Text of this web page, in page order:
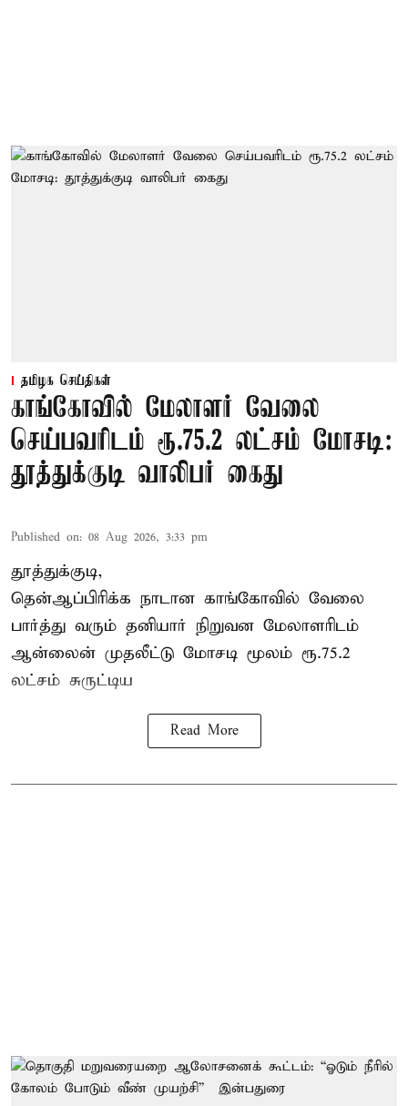
தமிழக செய்திகள்
காங்கோவில் மேலாளர் வேலை
செய்பவரிடம் ரூ.75.2 லட்சம் மோசடி:
தூத்துக்குடி வாலிபர் கைது
Published on: 08 Aug 2026, 3:33 pm
தூத்துக்குடி,
தென்ஆப்பிரிக்க நாடான காங்கோவில் வேலை
பார்த்து வரும் தனியார் நிறுவன மேலாளரிடம்
ஆன்லைன் முதலீட்டு மோசடி மூலம் ரூ.75.2
லட்சம் சுருட்டிய
Read More